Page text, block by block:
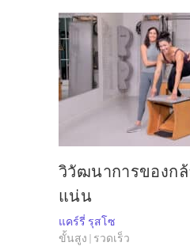
วิวัฒนาการของก
แน่น
แคร์รี่ รุสโซ
ขั้นสูง | รวดเร็ว